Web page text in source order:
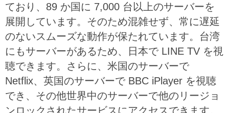
ており、89 か国に 7,000 台以上のサーバーを
展開しています。そのため混雑せず、常に遅延
のないスムーズな動作が保たれています。台湾
にもサーバーがあるため、日本で LINE TV を視
聴できます。さらに、米国のサーバーで
Netflix、英国のサーバーで BBC iPlayer を視聴
でき、その他世界中のサーバーで他のリージョ
ンロックされたサービスにアクセスできます。